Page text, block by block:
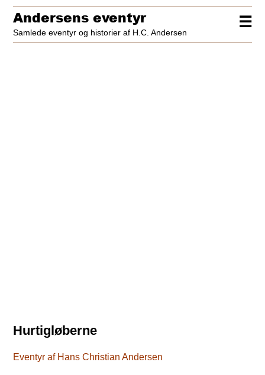
☰
Andersens eventyr
Samlede eventyr og historier af H.C. Andersen
Hurtigløberne
Eventyr af Hans Christian Andersen